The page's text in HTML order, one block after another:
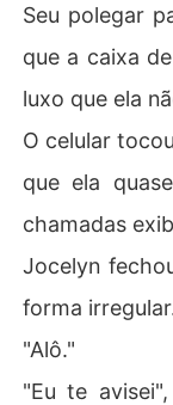
Seu polegar
que a caixa
luxo que ela
O celular
que ela
chamadas
Jocelyn
forma
"Alô."
"Eu te